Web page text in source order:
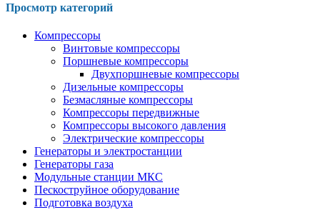
Просмотр категорий
Компрессоры
Винтовые компрессоры
Поршневые компрессоры
Двухпоршневые компрессоры
Дизельные компрессоры
Безмасляные компрессоры
Компрессоры передвижные
Компрессоры высокого давления
Электрические компрессоры
Генераторы и электростанции
Генераторы газа
Модульные станции МКС
Пескоструйное оборудование
Подготовка воздуха